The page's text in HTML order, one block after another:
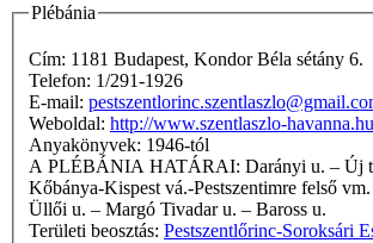
Plébánia
Cím: 1181 Budapest, Kondor Béla sétány 6.
Telefon: 1/291-1926
E-mail:
Weboldal: http://www.szentlaszlo-havanna.hu
Anyakönyvek: 1946-tól
A PLÉBÁNIA HATÁRAI: Darányi u. – Új temető u. –
Kőbánya-Kispest vá.-Pestszentimre felső
Üllői u. – Margó Tivadar u. – Baross u.
Területi beosztás: Pestszentlőrinc-Soroksári